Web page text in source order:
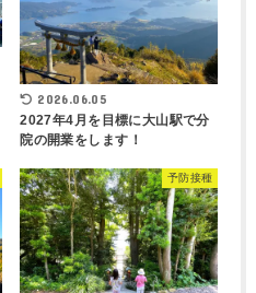
2026.06.05
2027年4月を目標に大山駅で分
院の開業をします！
予防接種